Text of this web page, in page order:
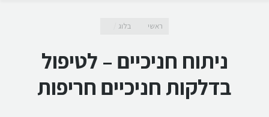
ראשי בלוג
ניתוח חניכיים – לטיפול
בדלקות חניכיים חריפות